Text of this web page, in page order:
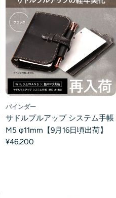
バインダー
サドルプルアップ システム手帳
M5 φ11mm【9月16日頃出荷】
¥46,200